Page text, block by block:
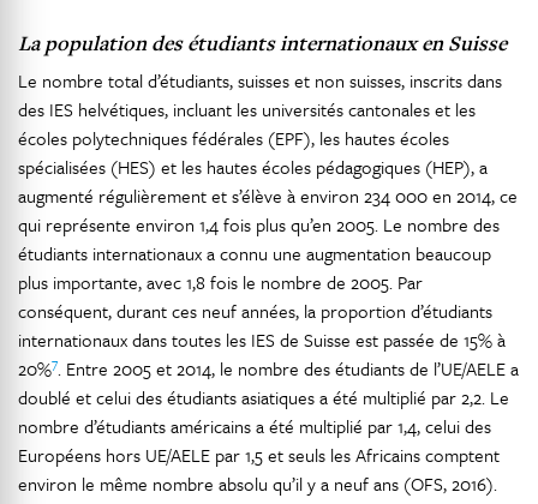
La population des étudiants internationaux en Suisse
Le nombre total d’étudiants, suisses et non suisses, inscrits dans
des IES helvétiques, incluant les universités cantonales et les
écoles polytechniques fédérales (EPF), les hautes écoles
spécialisées (HES) et les hautes écoles pédagogiques (HEP), a
augmenté régulièrement et s’élève à environ 234 000 en 2014, ce
qui représente environ 1,4 fois plus qu’en 2005. Le nombre des
étudiants internationaux a connu une augmentation beaucoup
plus importante, avec 1,8 fois le nombre de 2005. Par
conséquent, durant ces neuf années, la proportion d’étudiants
internationaux dans toutes les IES de Suisse est passée de 15% à
20%7. Entre 2005 et 2014, le nombre des étudiants de l’UE/AELE a
doublé et celui des étudiants asiatiques a été multiplié par 2,2. Le
nombre d’étudiants américains a été multiplié par 1,4, celui des
Européens hors UE/AELE par 1,5 et seuls les Africains comptent
environ le même nombre absolu qu’il y a neuf ans (OFS, 2016).